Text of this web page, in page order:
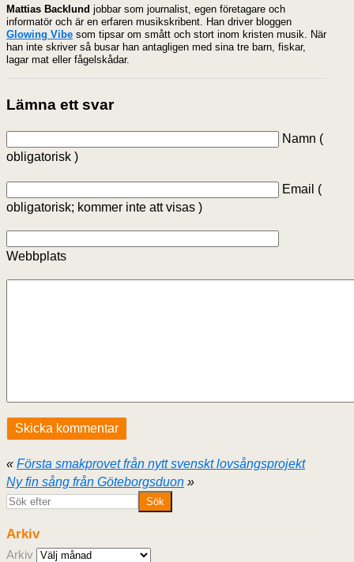
Mattias Backlund jobbar som journalist, egen företagare och
informatör och är en erfaren musikskribent. Han driver bloggen
Glowing Vibe som tipsar om smått och stort inom kristen musik. När
han inte skriver så busar han antagligen med sina tre barn, fiskar,
lagar mat eller fågelskådar.
Lämna ett svar
Namn (
obligatorisk )
Email (
obligatorisk; kommer inte att visas )
Webbplats
« Första smakprovet från nytt svenskt lovsångsprojekt
Ny fin sång från Göteborgsduon »
Arkiv
Arkiv